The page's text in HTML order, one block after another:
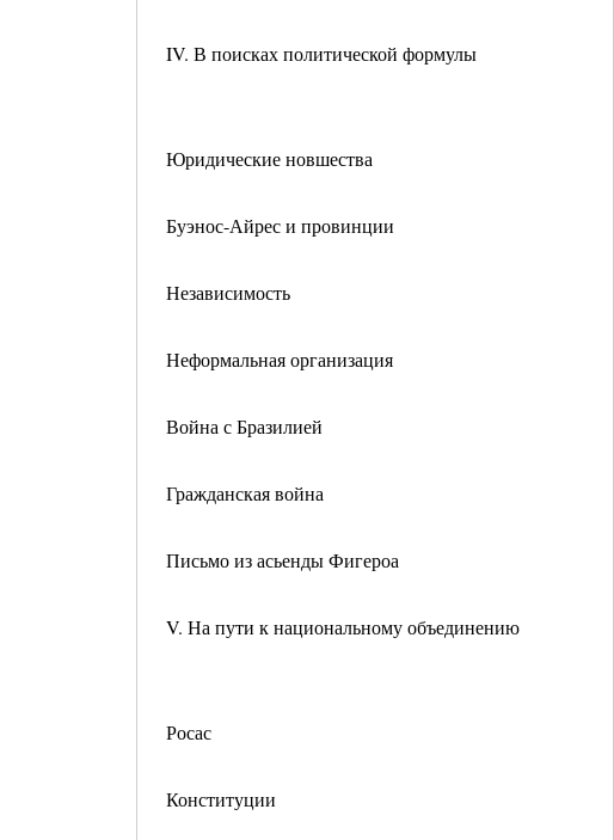
IV. В поисках политической формулы
Юридические новшества
Буэнос-Айрес и провинции
Независимость
Неформальная организация
Война с Бразилией
Гражданская война
Письмо из асьенды Фигероа
V. На пути к национальному объединению
Росас
Конституции